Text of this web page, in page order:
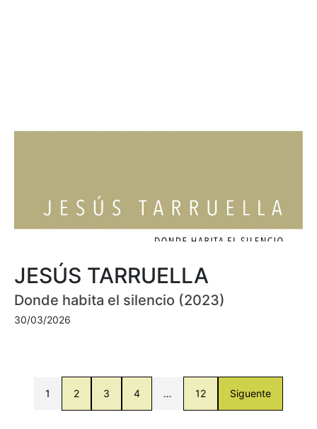
JESÚS TARRUELLA
Donde habita el silencio (2023)
30/03/2026
1 2 3 4 … 12 Siguente